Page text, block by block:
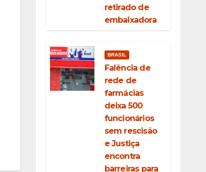
retirado de
embaixadora
BRASIL
Falência de
rede de
farmácias
deixa 500
funcionários
sem rescisão
e Justiça
encontra
barreiras para